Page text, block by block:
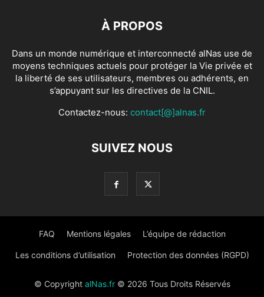
À PROPOS
Dans un monde numérique et interconnecté alNas use de
moyens techniques actuels pour protéger la Vie privée et
la liberté de ses utilisateurs, membres ou adhérents, en
s’appuyant sur les directives de la CNIL.
Contactez-nous: contact[@]alnas.fr
SUIVEZ NOUS
FAQ Mentions légales L’équipe de rédaction
Les conditions d’utilisation Protection des données (RGPD)
© Copyright alNas.fr© 2026 Tous Droits Réservés